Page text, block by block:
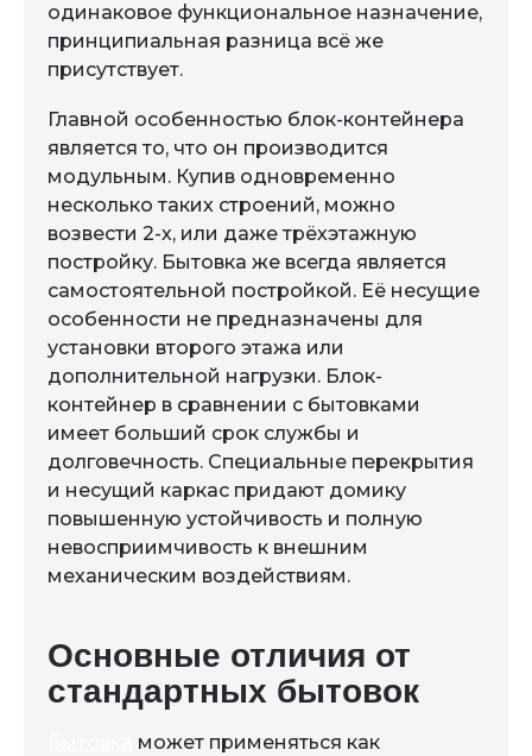
одинаковое функциональное назначение,
принципиальная разница всё же
присутствует.
Главной особенностью блок-контейнера
является то, что он производится
модульным. Купив одновременно
несколько таких строений, можно
возвести 2-х, или даже трёхэтажную
постройку. Бытовка же всегда является
самостоятельной постройкой. Её несущие
особенности не предназначены для
установки второго этажа или
дополнительной нагрузки. Блок-
контейнер в сравнении с бытовками
имеет больший срок службы и
долговечность. Специальные перекрытия
и несущий каркас придают домику
повышенную устойчивость и полную
невосприимчивость к внешним
механическим воздействиям.
Основные отличия от
стандартных бытовок
может применяться как